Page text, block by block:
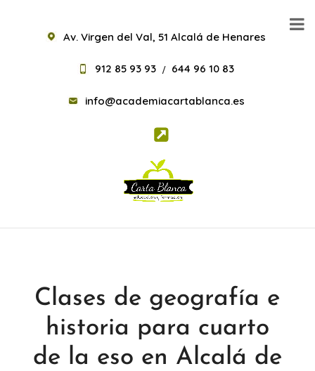
Av. Virgen del Val, 51 Alcalá de Henares
912 85 93 93 / 644 96 10 83
info@academiacartablanca.es
Clases de geografía e
historia para cuarto
de la eso en Alcalá de